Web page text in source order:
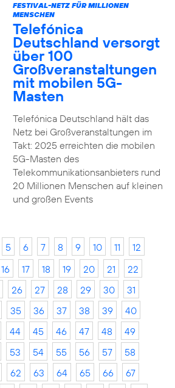
FESTIVAL-NETZ FÜR MILLIONEN
MENSCHEN
Telefónica
Deutschland versorgt
über 100
Großveranstaltungen
mit mobilen 5G-
Masten
Telefónica Deutschland hält das
Netz bei Großveranstaltungen im
Takt: 2025 erreichten die mobilen
5G-Masten des
Telekommunikationsanbieters rund
20 Millionen Menschen auf kleinen
und großen Events
5 6 7 8 9 10 11
12
16 17 18 19 20 21
22
26 27 28 29 30
31
35 36 37 38 39
40
44 45 46 47 48
49
53 54 55 56 57
58
62 63 64 65 66
67